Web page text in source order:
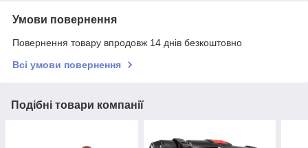
Умови повернення
Повернення товару впродовж 14 днів безкоштовно
Всі умови повернення
Подібні товари компанії